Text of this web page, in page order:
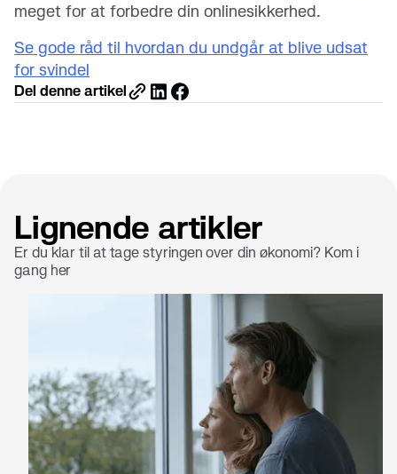
meget for at forbedre din onlinesikkerhed.
Se gode råd til hvordan du undgår at blive udsat
for svindel
Del denne artikel
Lignende artikler
Er du klar til at tage styringen over din økonomi? Kom i
gang her